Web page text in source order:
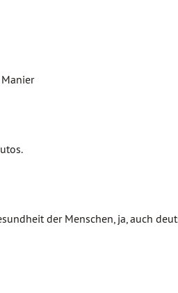
der Menschen, ja, auch